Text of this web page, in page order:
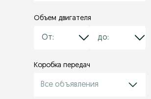
Объем двигателя
Коробка передач
Все объявления